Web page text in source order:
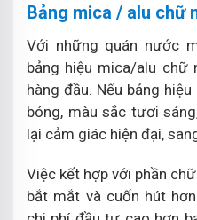
Bảng mica / alu chữ
Với những quán nước
bảng hiệu mica/alu
hàng đầu. Nếu bảng
bóng, màu sắc tươi
lại cảm giác hiện đại,
Việc kết hợp với phần
bắt mắt và cuốn hút